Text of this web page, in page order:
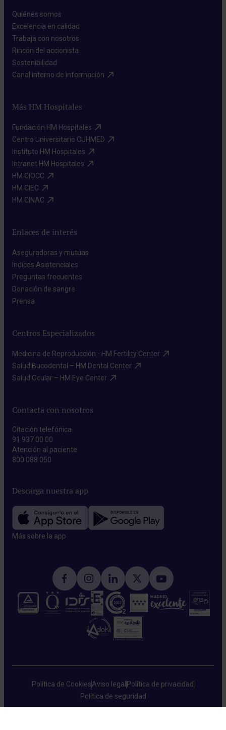
Quiénes somos​
Excelencia en calidad​
Trabaja con nosotros​
Rincón del accionista​
Sostenibilidad​
Canal interno de información​
Más HM Hospitales
Fundación HM Hospitales​
Centro Universitario CUHMED​
Instituto HM Hospitales​
Intranet HM Hospitales​
HM CIOCC​
HM CIEC​
HM CINAC​
Enlaces de interés
Aseguradoras y mutuas​
Índices Asistenciales​
Preguntas frecuentes​
Donación de sangre​
Prensa​
Centros Especializados
Medicina de Reproducción - HM Fertility Center​
Salud Bucodental – HM Dental Center​
Salud Ocular – HM Eye Center​
Contacta con nosotros
Citación telefónica
91 937 00 00
Atención al paciente
800 088 050
Descarga nuestra app
Más sobre la app​
Política de CookiesAviso legal Política de privacidad
Política de seguridad